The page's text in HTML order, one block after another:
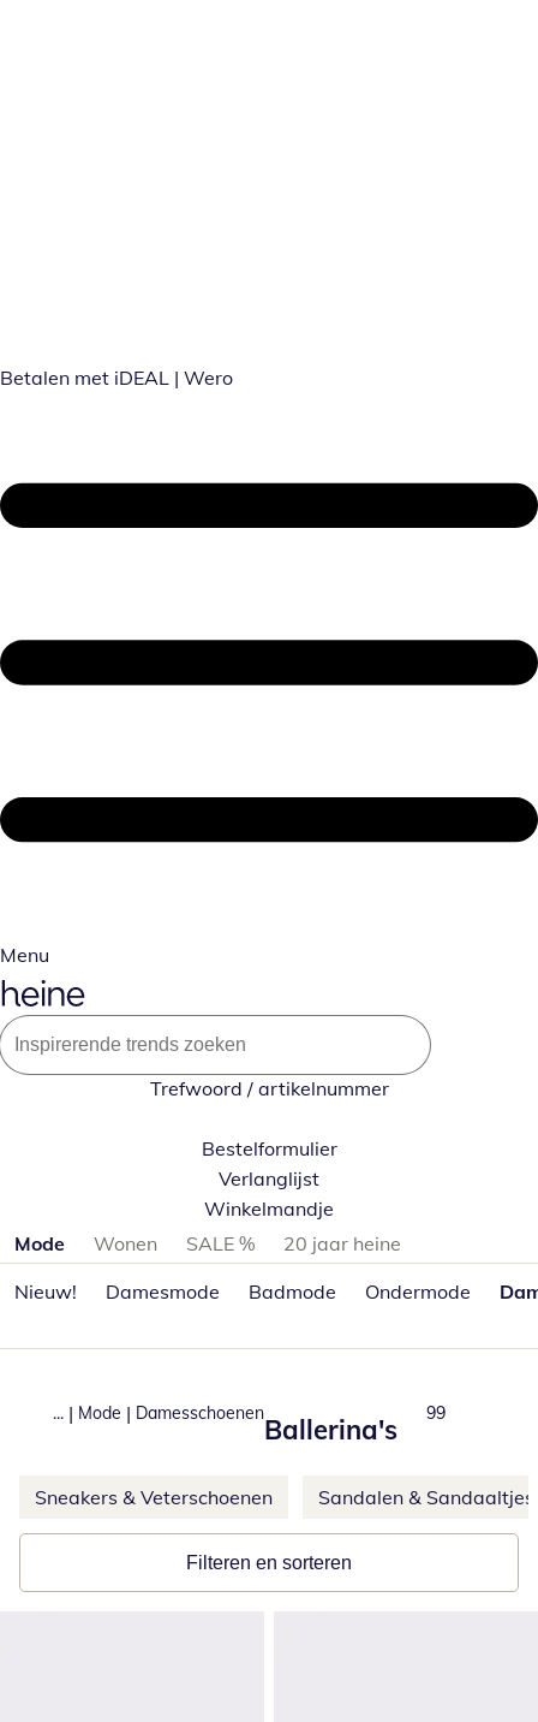
Betalen met iDEAL | Wero
Menu
Trefwoord / artikelnummer
Bestelformulier
Verlanglijst
Winkelmandje
Productcategorieën overslaan
Mode Wonen SALE %
20 jaar heine
Nieuw!
Damesmode Badmode Ondermode
... | Mode | Damesschoenen
Ballerina's
Total number
99
Meer categorieën overslaan
Sneakers & Veterschoenen Sandalen & Sandaaltjes
Filteren en sorteren